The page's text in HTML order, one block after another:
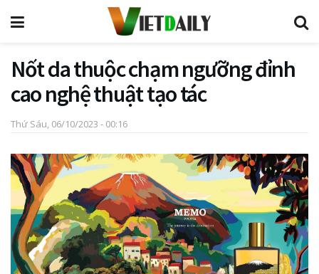
Nốt da thuộc chạm ngưỡng đỉnh
cao nghệ thuật tạo tác
Thứ Sáu, 06/10/2023 - 00:16